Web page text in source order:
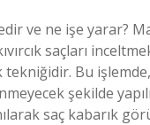
ve ne işe yarar?
saçları
Bu işlemde,
şekilde
saç kabarık